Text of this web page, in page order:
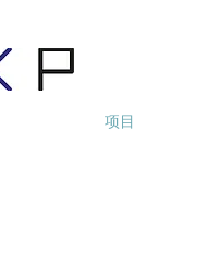
项目